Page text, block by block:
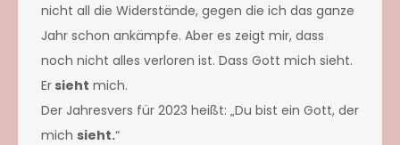
nicht all die Widerstände, gegen die ich das ganze
Jahr schon ankämpfe. Aber es zeigt mir, dass
noch nicht alles verloren ist. Dass Gott mich sieht.
Er sieht mich.
Der Jahresvers für 2023 heißt: „Du bist ein Gott, der
mich sieht.“